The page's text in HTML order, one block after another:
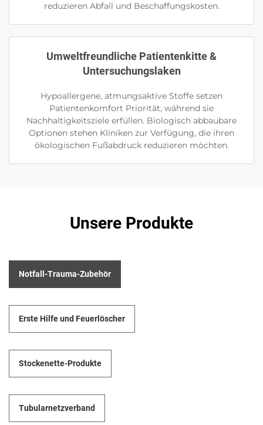
reduzieren Abfall und Beschaffungskosten.
Umweltfreundliche Patientenkitte &
Untersuchungslaken
Hypoallergene, atmungsaktive Stoffe setzen
Patientenkomfort Priorität, während sie
Nachhaltigkeitsziele erfüllen. Biologisch abbaubare
Optionen stehen Kliniken zur Verfügung, die ihren
ökologischen Fußabdruck reduzieren möchten.
Unsere Produkte
Notfall-Trauma-Zubehör
Erste Hilfe und Feuerlöscher
Stockenette-Produkte
Tubularnetzverband